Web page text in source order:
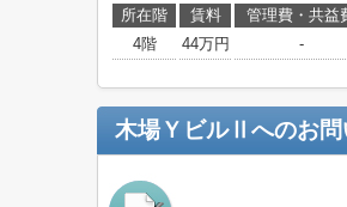
所在階 賃料 管理費・共益
4階
44万円 -
木場ＹビルⅡ へのお